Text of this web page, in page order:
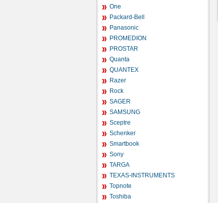
One
Packard-Bell
Panasonic
PROMEDION
PROSTAR
Quanta
QUANTEX
Razer
Rock
SAGER
SAMSUNG
Sceptre
Schenker
Smartbook
Sony
TARGA
TEXAS-INSTRUMENTS
Topnote
Toshiba